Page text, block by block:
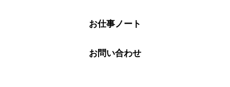
お仕事ノート
お問い合わせ